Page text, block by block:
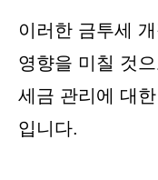
이러한 금투세
영향을 미칠 것
세금 관리에 대
입니다.